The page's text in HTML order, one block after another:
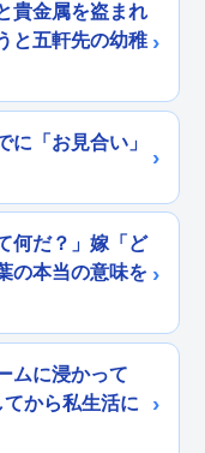
貴金属を盗まれ
と五軒先の幼稚
に「お見合い」
何だ？」嫁「ど
の本当の意味を
ムに浸かって
から私生活に